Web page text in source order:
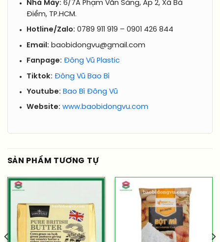
Nhà Máy: 6/7A Phạm Văn Sáng, Ấp 2, Xã Bà
Điểm, TP.HCM.
Hotline/Zalo: 0789 911 919 – 0901 426 844
Email: baobidongvu@gmail.com
Fanpage: Đông Vũ Plastic
Tiktok: Đông Vũ Bao Bì
Youtube: Bao Bì Đông Vũ
Website: www.baobidongvu.com
SẢN PHẨM TƯƠNG TỰ